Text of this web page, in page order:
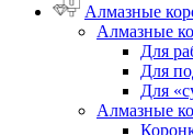
Алмазные
Алмазные
Для
Для
Для
Алмазные